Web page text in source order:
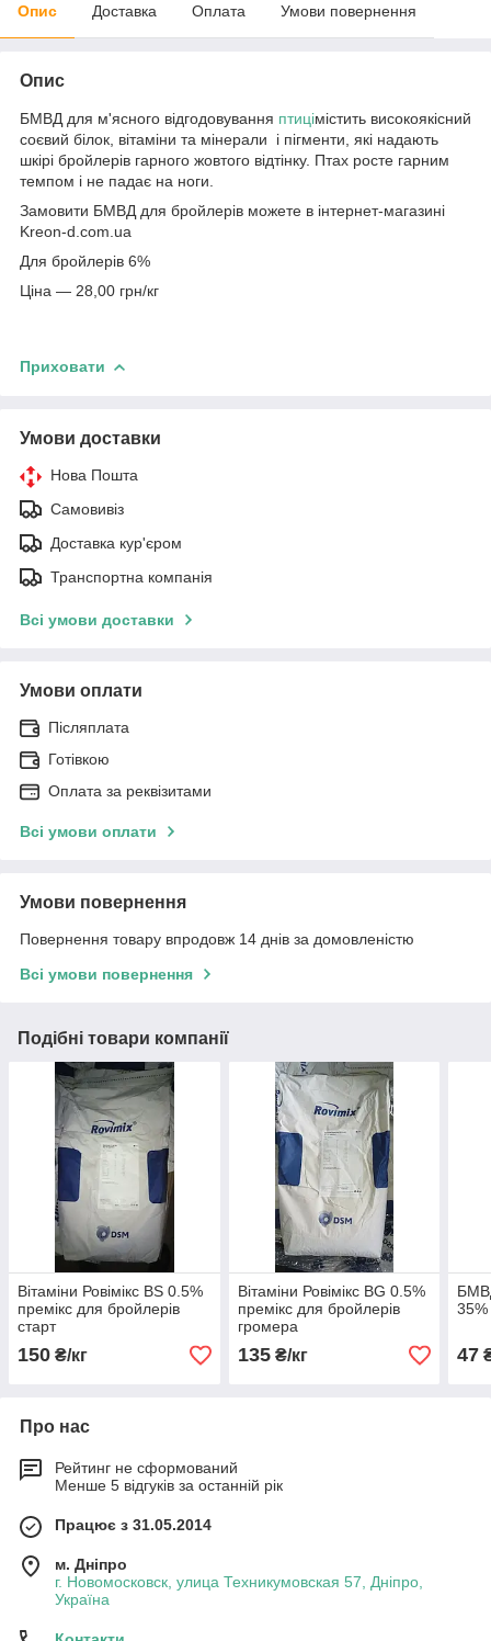
Опис Доставка Оплата Умови повернення
Опис
БМВД для м'ясного відгодовування птицімістить високоякісний
соєвий білок, вітаміни та мінерали і пігменти, які надають
шкірі бройлерів гарного жовтого відтінку. Птах росте гарним
темпом і не падає на ноги.
Замовити БМВД для бройлерів можете в інтернет-магазині
Kreon-d.com.ua
Для бройлерів 6%
Ціна — 28,00 грн/кг
Приховати
Умови доставки
Нова Пошта
Самовивіз
Доставка кур'єром
Транспортна компанія
Всі умови доставки
Умови оплати
Післяплата
Готівкою
Оплата за реквізитами
Всі умови оплати
Умови повернення
Повернення товару впродовж 14 днів за домовленістю
Всі умови повернення
Подібні товари компанії
Вітаміни Ровімікс BS 0.5%
премікс для бройлерів
старт
150 ₴/кг
Вітаміни Ровімікс BG 0.5%
премікс для бройлерів
громера
135₴/кг
35%
47
Про нас
Рейтинг не сформований
Менше 5 відгуків за останній рік
Працює з 31.05.2014
м. Дніпро
г. Новомосковск, улица Техникумовская 57, Дніпро,
Україна